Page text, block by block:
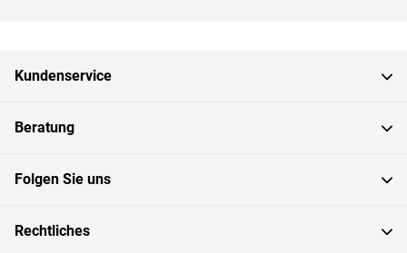
Kundenservice
Beratung
Folgen Sie uns
Rechtliches